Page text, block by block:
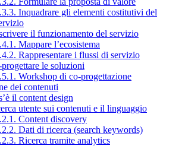
Inquadrare gli elementi costitutivi del
il funzionamento del servizio
Mappare l’ecosistema
Rappresentare i flussi di servizio
le soluzioni
Workshop di co-progettazione
dei contenuti
il content design
utente sui contenuti e il linguaggio
Content discovery
Dati di ricerca (search keywords)
Ricerca tramite analytics